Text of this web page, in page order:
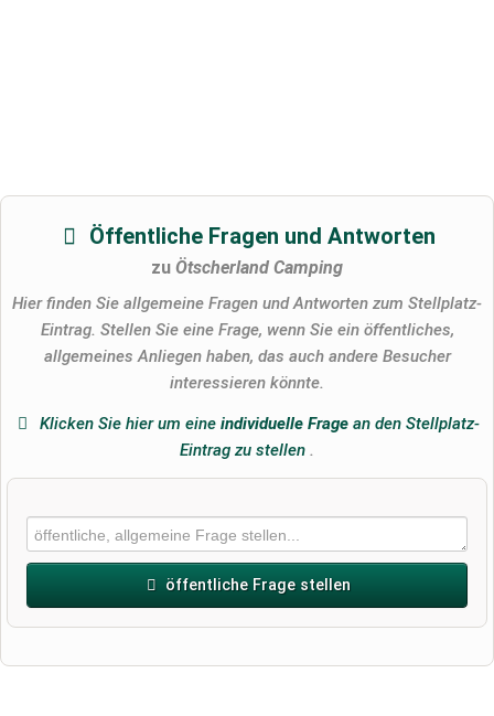
Öffentliche Fragen und Antworten
zu Ötscherland Camping
Hier finden Sie allgemeine Fragen und Antworten zum Stellplatz-
Eintrag. Stellen Sie eine Frage, wenn Sie ein öffentliches,
allgemeines Anliegen haben, das auch andere Besucher
interessieren könnte.
Klicken Sie hier um eineindividuelle Frage an den Stellplatz-
Eintrag zu stellen .
öffentliche Frage stellen